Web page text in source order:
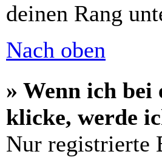
deinen Rang
Nach oben
» Wenn ich
klicke, werde
Nur registrierte